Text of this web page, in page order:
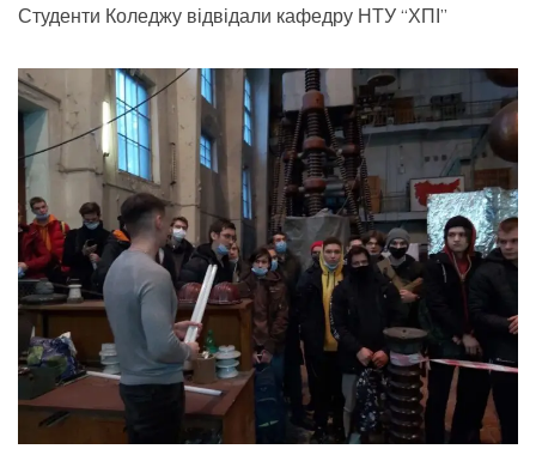
Студенти Коледжу відвідали кафедру НТУ “ХПІ”